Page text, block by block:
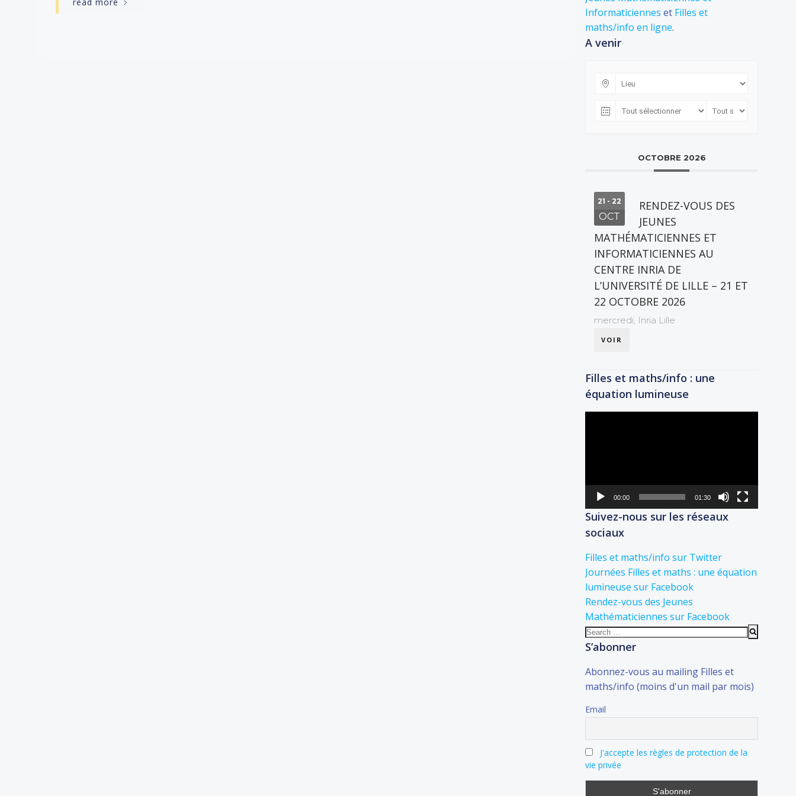
Informaticiennes et Filles et
maths/info en ligne.
A venir
OCTOBRE 2026
21 - 22
OCT
RENDEZ-VOUS DES
JEUNES
MATHÉMATICIENNES ET
INFORMATICIENNES AU
CENTRE INRIA DE
L’UNIVERSITÉ DE LILLE – 21 ET
22 OCTOBRE 2026
mercredi, Inria Lille
VOIR
Filles et maths/info : une
équation lumineuse
00:00 01:30
Suivez-nous sur les réseaux
sociaux
Filles et maths/info sur Twitter
Journées Filles et maths : une équation
lumineuse sur Facebook
Rendez-vous des Jeunes
Mathématiciennes sur Facebook
Search
for:
S’abonner
Abonnez-vous au mailing Filles et
maths/info (moins d'un mail par mois)
Email
J'accepte les règles de protection de la
vie privée